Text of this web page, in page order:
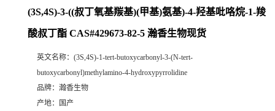
(3S,4S)-3-((叔丁氧基羰基)(甲基)氨基)-4-羟基吡咯烷-1-羧
酸叔丁酯 CAS#429673-82-5 瀚香生物现货
英文名称： (3S,4S)-1-tert-butoxycarbonyl-3-(N-tert-
butoxycarbonyl)methylamino-4-hydroxypyrrolidine
品牌： 瀚香生物
产地：
国产